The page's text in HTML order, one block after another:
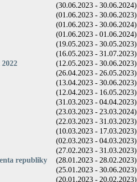
(30.06.2023 - 30.06.2024)
(01.06.2023 - 30.06.2023)
(01.06.2023 - 30.06.2024)
(01.06.2023 - 01.06.2024)
(19.05.2023 - 30.05.2023)
(16.05.2023 - 31.07.2023)
(12.05.2023 - 30.06.2023)
(26.04.2023 - 26.05.2023)
(13.04.2023 - 30.06.2023)
(12.04.2023 - 16.05.2023)
(31.03.2023 - 04.04.2023)
(23.03.2023 - 23.03.2024)
(22.03.2023 - 31.03.2023)
(10.03.2023 - 17.03.2023)
(02.03.2023 - 04.03.2023)
(27.02.2023 - 31.03.2023)
republiky
(28.01.2023 - 28.02.2023)
(25.01.2023 - 30.06.2023)
(20.01.2023 - 20.02.2023)